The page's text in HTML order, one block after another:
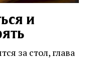
и
за стол, глава